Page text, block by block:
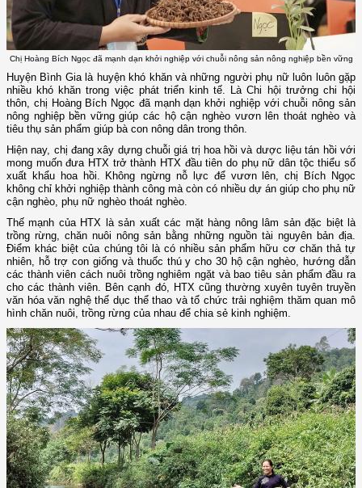
Chị Hoàng Bích Ngọc đã mạnh dạn khởi nghiệp với chuỗi nông sản nông nghiệp bền vững
Huyện Bình Gia là huyện khó khăn và những người phụ nữ luôn luôn gặp
nhiều khó khăn trong việc phát triển kinh tế. Là Chi hội trưởng chi hội
thôn, chị Hoàng Bích Ngọc đã mạnh dạn khởi nghiệp với chuỗi nông sản
nông nghiệp bền vững giúp các hộ cận nghèo vươn lên thoát nghèo và
tiêu thụ sản phẩm giúp bà con nông dân trong thôn.
Hiện nay, chị đang xây dựng chuỗi giá trị hoa hồi và dược liệu tán hồi với
mong muốn đưa HTX trở thành HTX đầu tiên do phụ nữ dân tộc thiểu số
xuất khẩu hoa hồi. Không ngừng nỗ lực để vươn lên, chị Bích Ngọc
không chỉ khởi nghiệp thành công mà còn có nhiều dự án giúp cho phụ nữ
cận nghèo, phụ nữ nghèo thoát nghèo.
Thế mạnh của HTX là sản xuất các mặt hàng nông lâm sản đặc biệt là
trồng rừng, chăn nuôi nông sản bằng những nguồn tài nguyên bản địa.
Điểm khác biệt của chúng tôi là có nhiều sản phẩm hữu cơ chăn thả tự
nhiên, hỗ trợ con giống và thuốc thú y cho 30 hộ cận nghèo, hướng dẫn
các thành viên cách nuôi trồng nghiêm ngặt và bao tiêu sản phẩm đầu ra
cho các thành viên. Bên cạnh đó, HTX cũng thường xuyên tuyên truyền
văn hóa văn nghệ thể dục thể thao và tổ chức trải nghiệm thăm quan mô
hình chăn nuôi, trồng rừng của nhau để chia sẻ kinh nghiệm.